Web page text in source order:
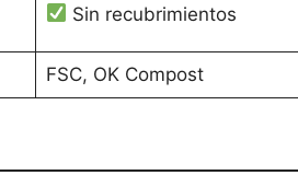
Sin recubrimientos
FSC, OK Compost